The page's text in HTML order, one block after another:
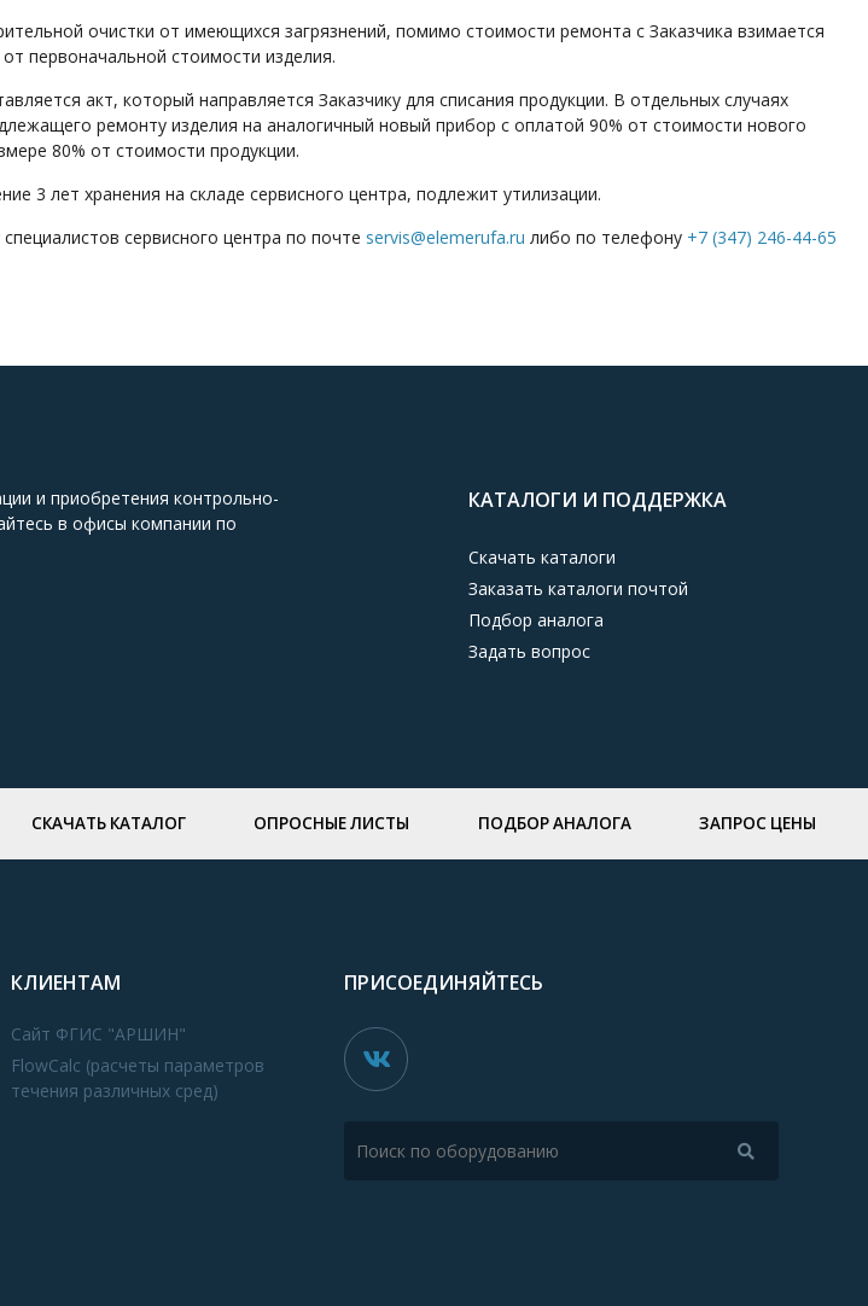
очистки от имеющихся загрязнений, помимо стоимости ремонта с Заказчика взимается
первоначальной стоимости изделия.
акт, который направляется Заказчику для списания продукции. В отдельных случаях
ремонту изделия на аналогичный новый прибор с оплатой 90% от стоимости нового
80% от стоимости продукции.
3 лет хранения на складе сервисного центра, подлежит утилизации.
сервисного центра по почте servis@elemerufa.ru либо по телефону +7 (347) 246-44-65
и приобретения контрольно-
в офисы компании по
КАТАЛОГИ И ПОДДЕРЖКА
Скачать каталоги
Заказать каталоги почтой
Подбор аналога
Задать вопрос
СКАЧАТЬ КАТАЛОГ ОПРОСНЫЕ ЛИСТЫ ПОДБОР АНАЛОГА ЗАПРОС ЦЕНЫ
КЛИЕНТАМ
Сайт ФГИС "АРШИН"
FlowCalc (расчеты параметров
течения различных сред)
ПРИСОЕДИНЯЙТЕСЬ